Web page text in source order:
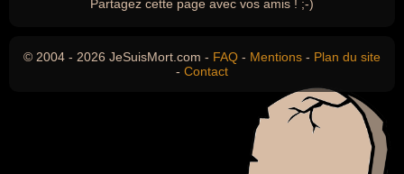
Partagez cette page avec vos amis ! ;-)
© 2004 - 2026 JeSuisMort.com - FAQ - Mentions - Plan du site
- Contact